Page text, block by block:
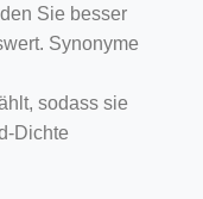
Sie besser
Synonyme
sodass sie
Dichte